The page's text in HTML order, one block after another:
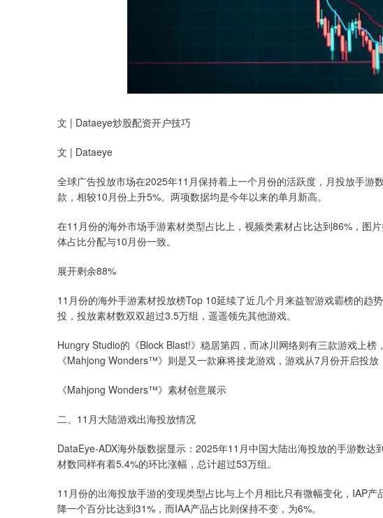
文 | Dataeye炒股配资开户技巧
文 | Dataeye
全球广告投放市场在2025年11月保持着上一个月份的活跃度，月投放手游
款，相较10月份上升5%。两项数据均是今年以来的单月新高。
在11月份的海外市场手游素材类型占比上，视频类素材占比达到86%，图
体占比分配与10月份一致。
展开剩余88%
11月份的海外手游素材投放榜Top 10延续了近几个月来益智游戏霸榜的趋
投，投放素材数双双超过3.5万组，遥遥领先其他游戏。
Hungry Studio的《Block Blast!》稳居第四，而冰川网络则有三款游戏上
《Mahjong Wonders™》则是又一款麻将接龙游戏，游戏从7月份开启投放
《Mahjong Wonders™》素材创意展示
二、11月大陆游戏出海投放情况
DataEye-ADX海外版数据显示：2025年11月中国大陆出海投放的手游数
材数同样有着5.4%的环比涨幅，总计超过53万组。
11月份的出海投放手游的变现类型占比与上个月相比只有微幅变化，IAP
降一个百分比达到31%，而IAA产品占比则保持不变，为6%。